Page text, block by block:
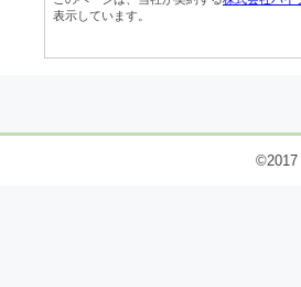
表示しています。
©2017